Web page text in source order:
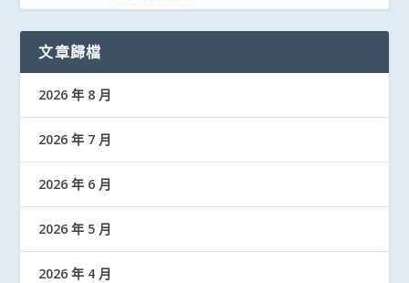
文章歸檔
2026 年 8 月
2026 年 7 月
2026 年 6 月
2026 年 5 月
2026 年 4 月